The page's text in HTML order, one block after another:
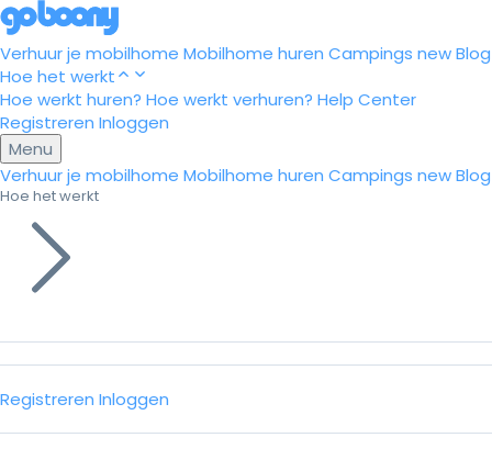
Verhuur je mobilhome Mobilhome huren Campings newBlog
Hoe het werkt
Hoe werkt huren? Hoe werkt verhuren? Help Center
Registreren Inloggen
Menu
Verhuur je mobilhome Mobilhome huren Campings newBlog
Hoe het werkt
Registreren Inloggen